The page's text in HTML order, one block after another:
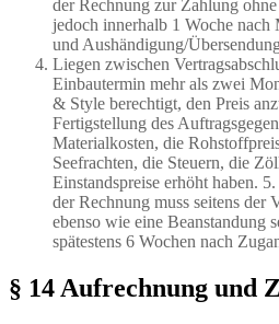
der Rechnung zur Zahlung
jedoch innerhalb 1 Woche nach
und Aushändigung/
Liegen zwischen
Einbautermin mehr als zwei
& Style berechtigt, den Preis
Fertigstellung des
Materialkosten, die
Seefrachten, die Steuern, die
Einstandspreise erhöht haben.
der Rechnung muss seitens
ebenso wie eine Beanstandung
spätestens 6 Wochen nach
§ 14 Aufrechnung und